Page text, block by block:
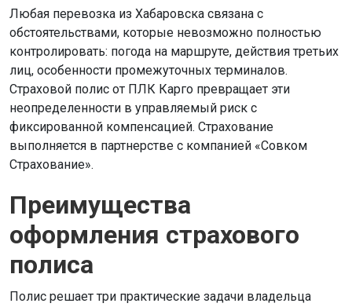
Любая перевозка из Хабаровска связана с
обстоятельствами, которые невозможно полностью
контролировать: погода на маршруте, действия третьих
лиц, особенности промежуточных терминалов.
Страховой полис от ПЛК Карго превращает эти
неопределенности в управляемый риск с
фиксированной компенсацией. Страхование
выполняется в партнерстве с компанией «Совком
Страхование».
Преимущества
оформления страхового
полиса
Полис решает три практические задачи владельца